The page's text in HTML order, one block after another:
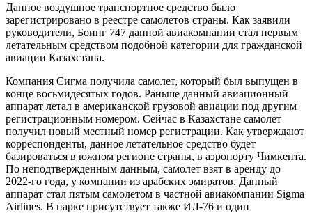
Данное воздушное транспортное средство было
зарегистрировано в реестре самолетов страны. Как заявили
руководители, Боинг 747 данной авиакомпании стал первым
летательным средством подобной категории для гражданской
авиации Казахстана.
Компания Сигма получила самолет, который был выпущен в
конце восьмидесятых годов. Раньше данный авиационный
аппарат летал в американской грузовой авиации под другим
регистрационным номером. Сейчас в Казахстане самолет
получил новый местный номер регистрации. Как утверждают
корреспонденты, данное летательное средство будет
базироваться в южном регионе страны, в аэропорту Чимкента.
По неподтвержденным данным, самолет взят в аренду до
2022-го года, у компании из арабских эмиратов. Данный
аппарат стал пятым самолетом в частной авиакомпании Sigma
Airlines. В парке присутствует также ИЛ-76 и один